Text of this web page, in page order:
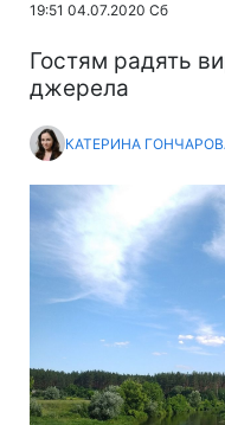
19:51 04.07.2020 Сб
Гостям радять
джерела
КАТЕРИНА